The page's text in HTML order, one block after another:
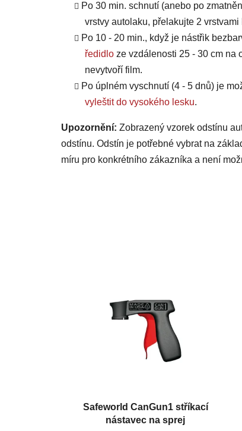
Po 30 min. schnutí (anebo po
vrstvy autolaku, přelakujte 2
Po 10 - 20 min., když je nástřik
ředidlo ze vzdálenosti 25 - 30 cm na
nevytvoří film.
Po úplném vyschnutí (4 - 5 dnů) je
vyleštit do vysokého lesku.
Upozornění: Zobrazený vzorek odstínu
odstínu. Odstín je potřebné vybrat na
míru pro konkrétního zákazníka a není
Safeworld CanGun1 stříkací
nástavec na sprej